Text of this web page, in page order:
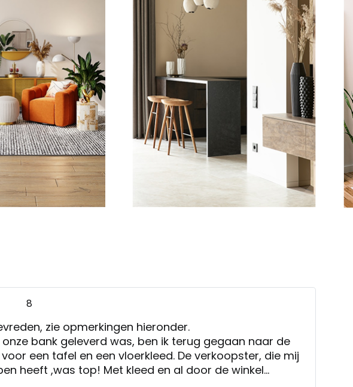
8
zie opmerkingen hieronder.
bank geleverd was, ben ik terug gegaan naar de
een tafel en een vloerkleed. De verkoopster, die mij
heeft ,was top! Met kleed en al door de winkel